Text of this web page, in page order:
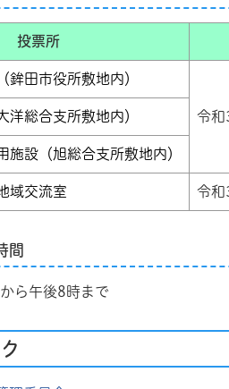
投票所
鉾田市役所敷地内）
令和
洋総合支所敷地内）
施設（旭総合支所敷地内）
域交流室 令和
間
午後8時まで